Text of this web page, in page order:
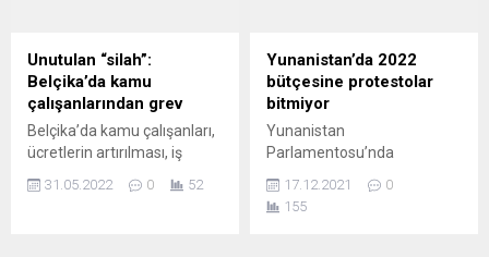
son 3 günde 146...
beri en düşük seviyeye indi.
S&P Global, eylül ayına ilişkin
öncü PMI verilerini açıkladı.
Buna göre, Avrupa
ekonomisinin lokomotif...
Unutulan “silah”:
Belçika’da kamu
çalışanlarından grev
Belçika’da kamu çalışanları,
ücretlerin artırılması, iş
emeklilik şartlarının
31.05.2022 0 52
Yunanistan’da 2022
bütçesine protestolar
bitmiyor
Yunanistan
Parlamentosuʼnda
parlamento binası önünde
toplanan göstericiler
17.12.2021
0
155